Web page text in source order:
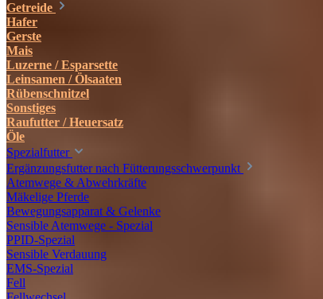
Getreide
Hafer
Gerste
Mais
Luzerne / Esparsette
Leinsamen / Ölsaaten
Rübenschnitzel
Sonstiges
Raufutter / Heuersatz
Öle
Spezialfutter
Ergänzungsfutter nach Fütterungsschwerpunkt
Atemwege & Abwehrkräfte
Mäkelige Pferde
Bewegungsapparat & Gelenke
Sensible Atemwege - Spezial
PPID-Spezial
Sensible Verdauung
EMS-Spezial
Fell